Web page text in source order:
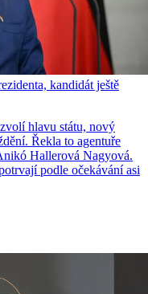
kandidát ještě
hlavu státu, nový
Řekla to agentuře
Hallerová Nagyová.
podle očekávání asi